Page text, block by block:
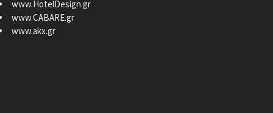
www.HotelDesign.gr
www.CABARE.gr
www.akx.gr